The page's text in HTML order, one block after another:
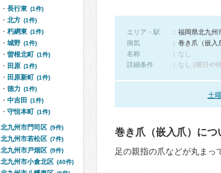
エリア・駅
福岡県北九州
病気
巻き爪（嵌入
名称
なし
詳細条件
なし (曜日や
土
巻き爪（嵌入爪）につ
足の親指の爪などが丸まっ
長行東 (1件)
北方 (1件)
朽網東 (1件)
城野 (1件)
曽根北町 (1件)
田原 (1件)
田原新町 (1件)
徳力 (1件)
中吉田 (1件)
守恒本町 (1件)
北九州市門司区 (9件)
北九州市若松区 (7件)
北九州市戸畑区 (9件)
北九州市小倉北区 (40件)